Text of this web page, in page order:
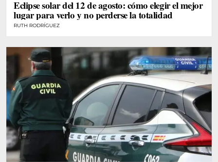
Eclipse solar del 12 de agosto: cómo elegir el mejor
lugar para verlo y no perderse la totalidad
RUTH RODRÍGUEZ